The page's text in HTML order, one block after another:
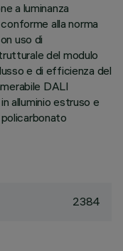
a luminanza
alla norma
uso di
del modulo
e di efficienza del
DALI
alluminio estruso e
2384